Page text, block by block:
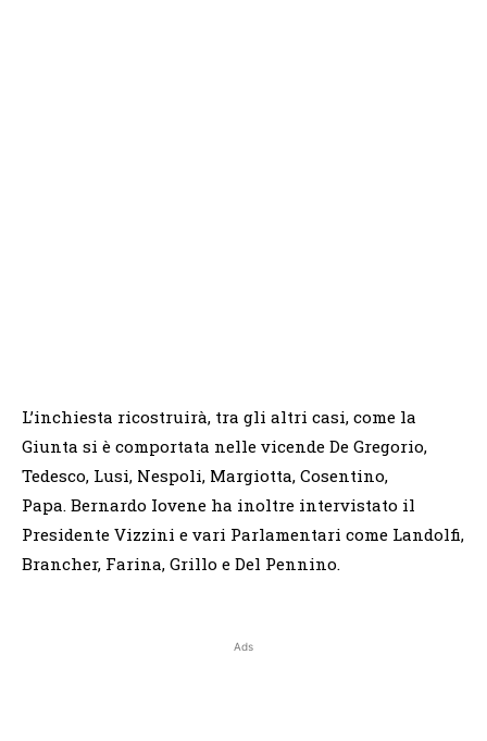
L’inchiesta ricostruirà, tra gli altri casi, come la
Giunta si è comportata nelle vicende De Gregorio,
Tedesco, Lusi, Nespoli, Margiotta, Cosentino,
Papa. Bernardo Iovene ha inoltre intervistato il
Presidente Vizzini e vari Parlamentari come Landolfi,
Brancher, Farina, Grillo e Del Pennino.
Ads